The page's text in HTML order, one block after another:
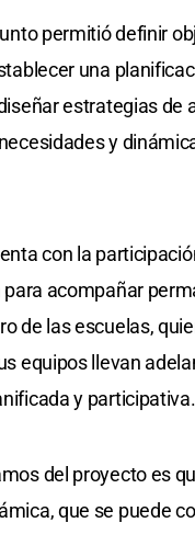
permitió definir
una
estrategias de
y
con la
para acompañar
de las escuelas,
equipos llevan
y participativa.
del proyecto es
que se puede